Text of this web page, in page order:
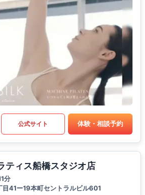
公式サイト 体験・相談予約
ティス船橋スタジオ店
分
41ー19本町セントラルビル601